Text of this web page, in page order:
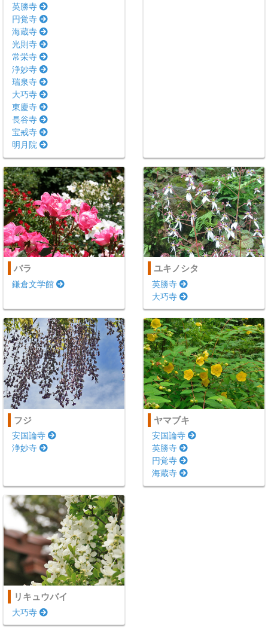
英勝寺
円覚寺
海蔵寺
光則寺
常栄寺
浄妙寺
瑞泉寺
大巧寺
東慶寺
長谷寺
宝戒寺
明月院
バラ
鎌倉文学館
ユキノシタ
英勝寺
大巧寺
フジ
安国論寺
浄妙寺
ヤマブキ
安国論寺
英勝寺
円覚寺
海蔵寺
リキュウバイ
大巧寺